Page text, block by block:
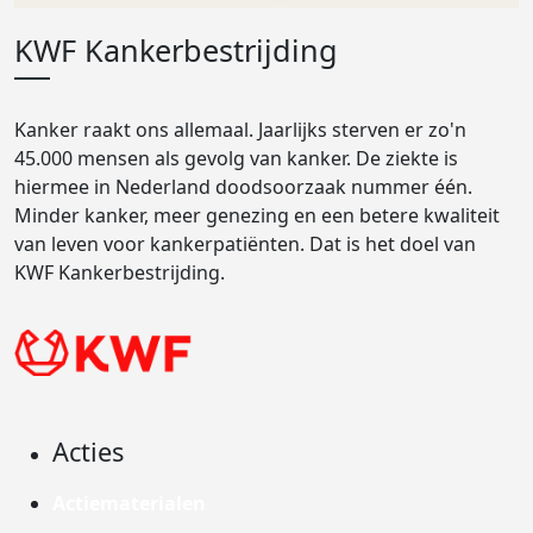
KWF Kankerbestrijding
Kanker raakt ons allemaal. Jaarlijks sterven er zo'n
45.000 mensen als gevolg van kanker. De ziekte is
hiermee in Nederland doodsoorzaak nummer één.
Minder kanker, meer genezing en een betere kwaliteit
van leven voor kankerpatiënten. Dat is het doel van
KWF Kankerbestrijding.
Acties